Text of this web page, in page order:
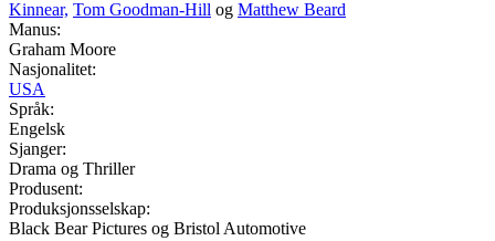
Kinnear, Tom Goodman-Hill og Matthew Beard
Manus:
Graham Moore
Nasjonalitet:
USA
Språk:
Engelsk
Sjanger:
Drama og Thriller
Produsent:
Produksjonsselskap:
Black Bear Pictures og Bristol Automotive